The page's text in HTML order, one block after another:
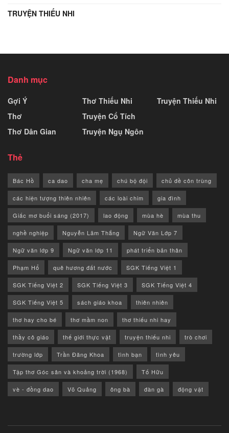
TRUYỆN THIẾU NHI
Danh mục
Gợi Ý
Thơ
Thơ Dân Gian
Thơ Thiếu Nhi
Truyện Cổ Tích
Truyện Ngụ Ngôn
Truyện Thiếu Nhi
Thẻ
Bác Hồ ca dao cha mẹ chú bộ đội chủ đề côn trùng
các hiện tượng thiên nhiên các loài chim gia đình
Giấc mơ buổi sáng (2017) lao động mùa hè mùa thu
nghề nghiệp Nguyễn Lãm Thắng Ngữ Văn Lớp 7
Ngữ văn lớp 9 Ngữ văn lớp 11 phát triển bản thân
Phạm Hổ quê hương đất nước SGK Tiếng Việt 1
SGK Tiếng Việt 2 SGK Tiếng Việt 3 SGK Tiếng Việt 4
SGK Tiếng Việt 5 sách giáo khoa thiên nhiên
thơ hay cho bé thơ mầm non thơ thiếu nhi hay
thầy cô giáo thế giới thực vật truyện thiếu nhi trò chơi
trường lớp Trần Đăng Khoa tình bạn tình yêu
Tập thơ Góc sân và khoảng trời (1968) Tố Hữu
vè - đồng dao Võ Quảng ông bà đàn gà động vật